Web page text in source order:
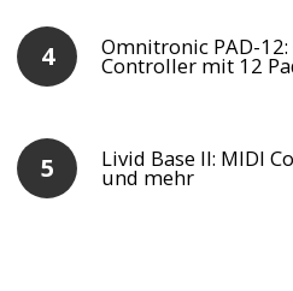
Omnitronic PAD-
Controller mit 12
Livid Base II: MIDI
und mehr